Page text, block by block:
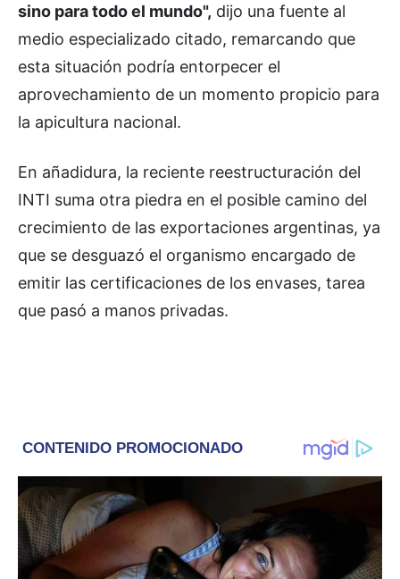
sino para todo el mundo", dijo una fuente al
medio especializado citado, remarcando que
esta situación podría entorpecer el
aprovechamiento de un momento propicio para
la apicultura nacional.
En añadidura, la reciente reestructuración del
INTI suma otra piedra en el posible camino del
crecimiento de las exportaciones argentinas, ya
que se desguazó el organismo encargado de
emitir las certificaciones de los envases, tarea
que pasó a manos privadas.